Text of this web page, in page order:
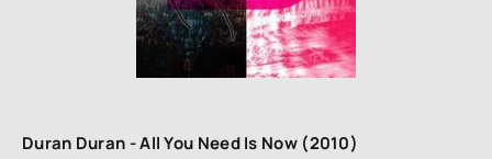
Duran Duran - All You Need Is Now (2010)